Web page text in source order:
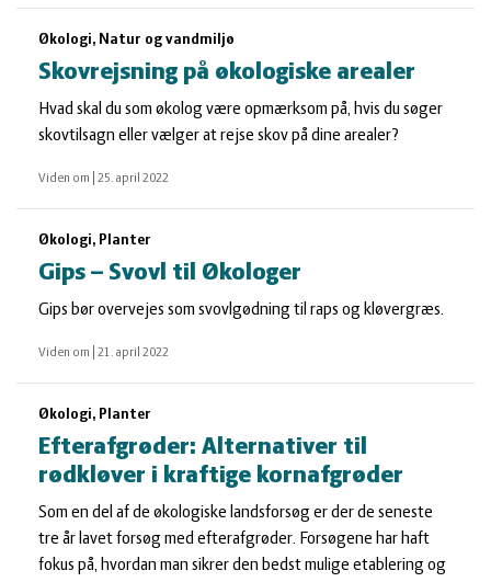
Økologi, Natur og vandmiljø
Skovrejsning på økologiske arealer
Hvad skal du som økolog være opmærksom på, hvis du søger
skovtilsagn eller vælger at rejse skov på dine arealer?
Viden om 25. april 2022
Økologi, Planter
Gips – Svovl til Økologer
Gips bør overvejes som svovlgødning til raps og kløvergræs.
Viden om 21. april 2022
Økologi, Planter
Efterafgrøder: Alternativer til
rødkløver i kraftige kornafgrøder
Som en del af de økologiske landsforsøg er der de seneste
tre år lavet forsøg med efterafgrøder. Forsøgene har haft
fokus på, hvordan man sikrer den bedst mulige etablering og